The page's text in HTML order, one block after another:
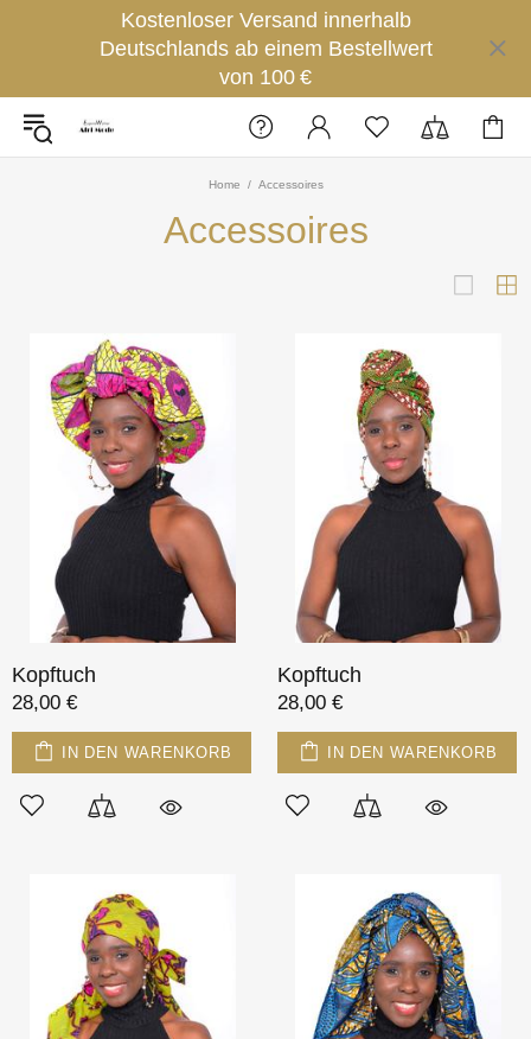
Kostenloser Versand innerhalb
Deutschlands ab einem Bestellwert
von 100 €
Home Accessoires
Accessoires
Kopftuch
28,00 €
IN DEN WARENKORB
Kopftuch
28,00 €
IN DEN WARENKORB